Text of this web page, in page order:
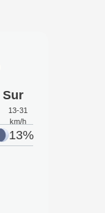
Sur
13-31
km/h
13%